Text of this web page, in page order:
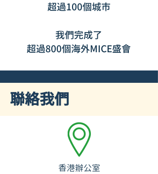
超過100個城市
我們完成了
超過800個海外MICE盛會
​聯絡我們
香港辦公室